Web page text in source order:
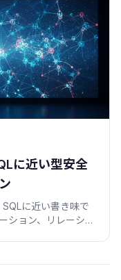
に近い型安全
に近い書き味で
ション、リレーショ